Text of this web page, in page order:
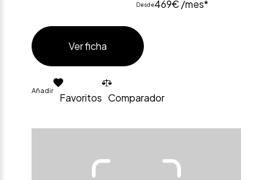
Desde469€ /mes*
Ver ficha
Añadir
Favoritos Comparador